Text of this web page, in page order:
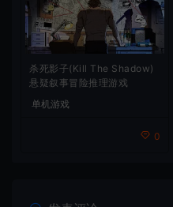
杀死影子(Kill The Shadow)
悬疑叙事冒险推理游戏
单机游戏
0